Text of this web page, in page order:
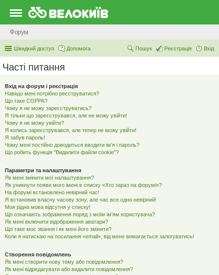
Форум
Швидкий доступ Допомога Вхід
Реєстрація
Пошук
Часті питання
Вхід на форум і реєстрація
Навіщо мені потрібно реєструватися?
Що таке COPPA?
Чому я не можу зареєструватись?
Я тільки що зареєструвався, але не можу увійти!
Чому я не можу увійти?
Я колись зареєструвався, але тепер не можу увійти!
Я забув пароль!
Чому мені постійно доводиться вводити ім’я і пароль?
Що робить функція "Видалити файли cookie"?
Параметри та налаштування
Як мені змінити мої налаштування?
Як уникнути появи мого імені в списку «Хто зараз на форумі»?
На форумі встановлено невірний час!
Я встановив власну часову зону, але час все одно невірний!
Моя рідна мова відсутня у списку!
Що означають зображення поряд з моїм ім'ям користувача?
Як мені включити відображення аватари?
Що таке моє звання і як мені його змінити?
Коли я натискаю на посилання «email», від мене вимагається залогуватись!
Створення повідомлень
Як мені створити нову тему або повідомлення?
Як мені відредагувати або видалити повідомлення?